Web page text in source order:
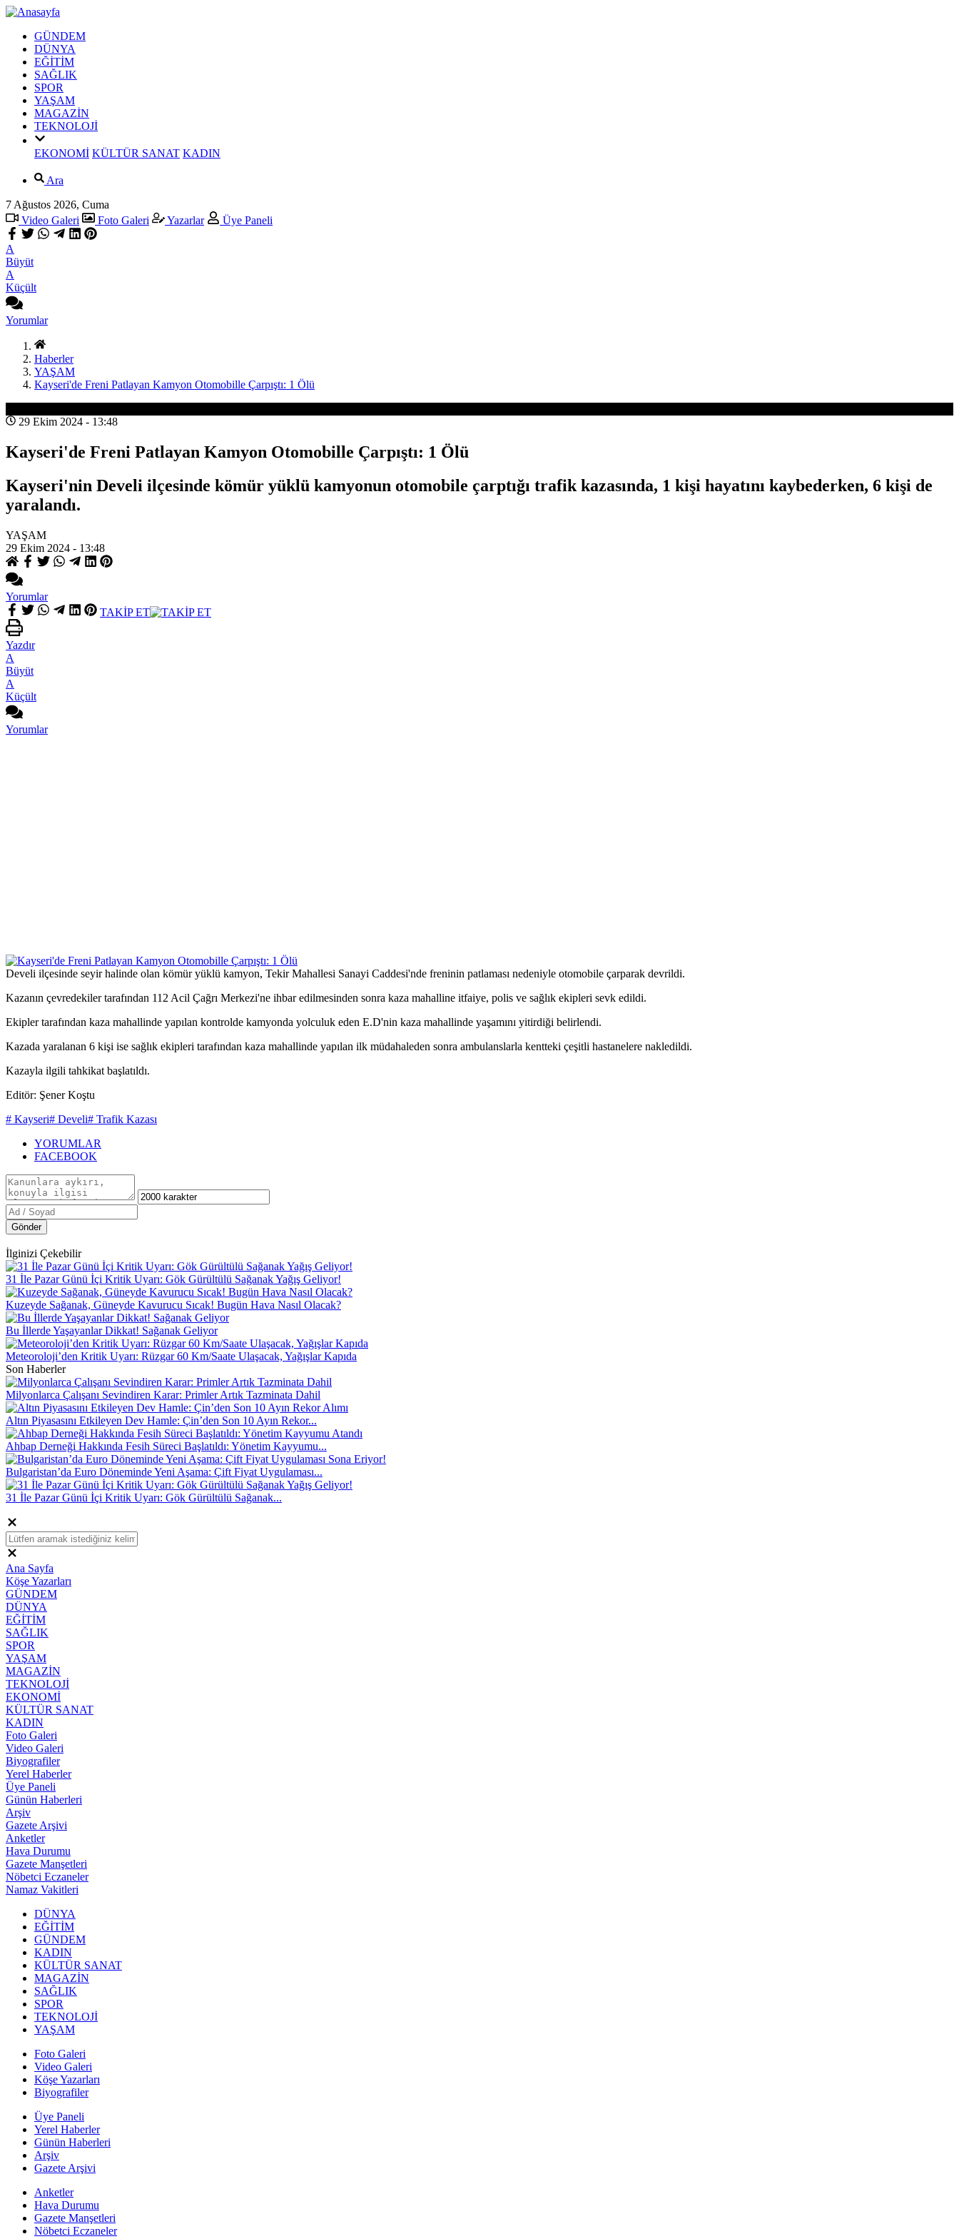
GÜNDEM
DÜNYA
EĞİTİM
SAĞLIK
SPOR
YAŞAM
MAGAZİN
TEKNOLOJİ
EKONOMİ KÜLTÜR SANAT KADIN
Ara
7 Ağustos 2026, Cuma
Video Galeri
Foto Galeri Yazarlar Üye Paneli
A
Büyüt
A
Küçült
Yorumlar
Haberler
YAŞAM
Kayseri'de Freni Patlayan Kamyon Otomobille Çarpıştı: 1 Ölü
29 Ekim 2024 - 13:48
Kayseri'de Freni Patlayan Kamyon Otomobille Çarpıştı: 1 Ölü
Kayseri'nin Develi ilçesinde kömür yüklü kamyonun otomobile çarptığı trafik kazasında, 1 kişi hayatını kaybederken, 6 kişi de
yaralandı.
YAŞAM
29 Ekim 2024 - 13:48
Yorumlar
TAKİP ET
Yazdır
A
Büyüt
A
Küçült
Yorumlar
Develi ilçesinde seyir halinde olan kömür yüklü kamyon, Tekir Mahallesi Sanayi Caddesi'nde freninin patlaması nedeniyle otomobile çarparak devrildi.
Kazanın çevredekiler tarafından 112 Acil Çağrı Merkezi'ne ihbar edilmesinden sonra kaza mahalline itfaiye, polis ve sağlık ekipleri sevk edildi.
Ekipler tarafından kaza mahallinde yapılan kontrolde kamyonda yolculuk eden E.D'nin kaza mahallinde yaşamını yitirdiği belirlendi.
Kazada yaralanan 6 kişi ise sağlık ekipleri tarafından kaza mahallinde yapılan ilk müdahaleden sonra ambulanslarla kentteki çeşitli hastanelere nakledildi.
Kazayla ilgili tahkikat başlatıldı.
Editör: Şener Koştu
# Kayseri# Develi# Trafik Kazası
YORUMLAR
FACEBOOK
Gönder
İlginizi Çekebilir
31 İle Pazar Günü İçi Kritik Uyarı: Gök Gürültülü Sağanak Yağış Geliyor!
Kuzeyde Sağanak, Güneyde Kavurucu Sıcak! Bugün Hava Nasıl Olacak?
Bu İllerde Yaşayanlar Dikkat! Sağanak Geliyor
Meteoroloji’den Kritik Uyarı: Rüzgar 60 Km/Saate Ulaşacak, Yağışlar Kapıda
Son Haberler
Milyonlarca Çalışanı Sevindiren Karar: Primler Artık Tazminata Dahil
Altın Piyasasını Etkileyen Dev Hamle: Çin’den Son 10 Ayın Rekor...
Ahbap Derneği Hakkında Fesih Süreci Başlatıldı: Yönetim Kayyumu...
Bulgaristan’da Euro Döneminde Yeni Aşama: Çift Fiyat Uygulaması...
31 İle Pazar Günü İçi Kritik Uyarı: Gök Gürültülü Sağanak...
Ana Sayfa
Köşe Yazarları
GÜNDEM
DÜNYA
EĞİTİM
SAĞLIK
SPOR
YAŞAM
MAGAZİN
TEKNOLOJİ
EKONOMİ
KÜLTÜR SANAT
KADIN
Foto Galeri
Video Galeri
Biyografiler
Yerel Haberler
Üye Paneli
Günün Haberleri
Arşiv
Gazete Arşivi
Anketler
Hava Durumu
Gazete Manşetleri
Nöbetci Eczaneler
Namaz Vakitleri
DÜNYA
EĞİTİM
GÜNDEM
KADIN
KÜLTÜR SANAT
MAGAZİN
SAĞLIK
SPOR
TEKNOLOJİ
YAŞAM
Foto Galeri
Video Galeri
Köşe Yazarları
Biyografiler
Üye Paneli
Yerel Haberler
Günün Haberleri
Arşiv
Gazete Arşivi
Anketler
Hava Durumu
Gazete Manşetleri
Nöbetci Eczaneler